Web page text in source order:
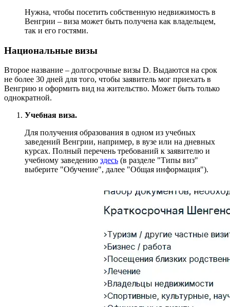
Нужна, чтобы посетить собственную недвижимость в
Венгрии – виза может быть получена как владельцем,
так и его гостями.
Национальные визы
Второе название – долгосрочные визы D. Выдаются на срок
не более 30 дней для того, чтобы заявитель мог приехать в
Венгрию и оформить вид на жительство. Может быть только
однократной.
Учебная виза.
Для получения образования в одном из учебных
заведений Венгрии, например, в вузе или на дневных
курсах. Полный перечень требований к заявителю и
учебному заведению здесь (в разделе "Типы виз"
выберите "Обучение", далее "Общая информация").